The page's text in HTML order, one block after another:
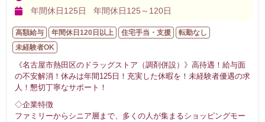
年間休日125日 年間休日125～120日
高額給与 年間休日120日以上 住宅手当・支援
転勤なし
未経験者OK
《名古屋市熱田区のドラッグストア（調剤併設）》高待遇！給与面
の不安解消！休みは年間125日！充実した休暇を！未経験者優遇の求
人！懇切丁寧なサポート！
◇企業特徴
ファミリーからシニア層まで、多くの人が集まるショッピングモー